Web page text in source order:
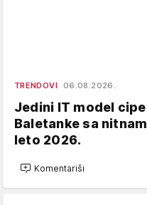
TRENDOVI 06.08.2026.
Jedini IT model
Baletanke sa
leto 2026.
Komentariši